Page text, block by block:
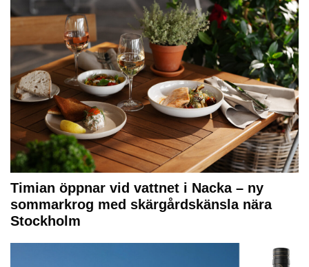
Timian öppnar vid vattnet i Nacka – ny
sommarkrog med skärgårdskänsla nära
Stockholm